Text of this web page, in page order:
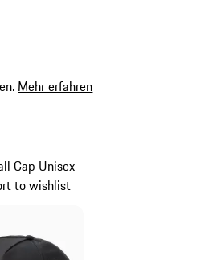
Mehr erfahren
Cap Unisex -
to wishlist